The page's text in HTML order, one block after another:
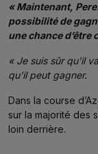
« Maintenant,
possibilité de
une chance d’être
« Je suis sûr qu’il
qu’il peut gagner.
Dans la course
sur la majorité des
loin derrière.